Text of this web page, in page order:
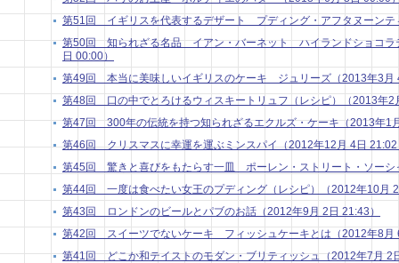
第51回 イギリスを代表するデザート プディング・アフタヌーンテ
第50回 知られざる名品 イアン・バーネット ハイランドショコラ
日 00:00）
第49回 本当に美味しいイギリスのケーキ ジュリーズ（2013年3月
第48回 口の中でとろけるウィスキートリュフ（レシピ）（2013年2
第47回 300年の伝統を持つ知られざるエクルズ・ケーキ（2013年1
第46回 クリスマスに幸運を運ぶミンスパイ（2012年12月 4日 21:02
第45回 驚きと喜びをもたらす一皿 ポーレン・ストリート・ソー
第44回 一度は食べたい女王のプディング（レシピ）（2012年10月
第43回 ロンドンのビールとパブのお話（2012年9月 2日 21:43）
第42回 スイーツでないケーキ フィッシュケーキとは（2012年8月
第41回 どこか和テイストのモダン・ブリティッシュ（2012年7月 2